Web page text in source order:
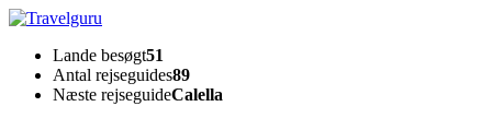
Skip
content
(Press
Enter)
TravelguruLande besøgt51
Antal rejseguides89
Næste rejseguideCalella